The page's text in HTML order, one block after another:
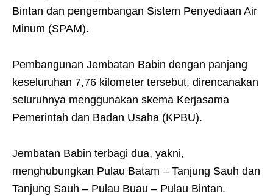
Bintan dan pengembangan Sistem Penyediaan Air
Minum (SPAM).
Pembangunan Jembatan Babin dengan panjang
keseluruhan 7,76 kilometer tersebut, direncanakan
seluruhnya menggunakan skema Kerjasama
Pemerintah dan Badan Usaha (KPBU).
Jembatan Babin terbagi dua, yakni,
menghubungkan Pulau Batam – Tanjung Sauh dan
Tanjung Sauh – Pulau Buau – Pulau Bintan.